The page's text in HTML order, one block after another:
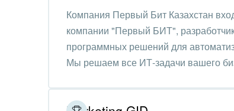
Внедрение Бизнес-
процессов
администрирование
Компания Первый Бит Казахстан
компании "Первый БИТ",
программных решений для
Мы решаем все ИТ-задачи вашего